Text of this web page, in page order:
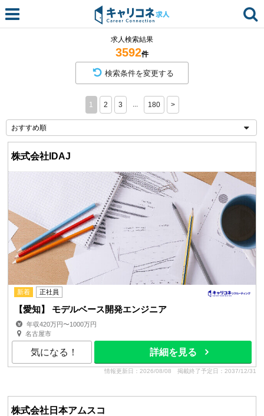
求人検索結果
3592件
検索条件を変更する
1 2 3 180 >
株式会社IDAJ
新着 正社員
【愛知】 モデルベース開発エンジニア
年収420万円〜1000万円
名古屋市
気になる！ 詳細を見る
情報更新日：2026/08/08 掲載終了予定日：2037/12/31
株式会社日本アムスコ